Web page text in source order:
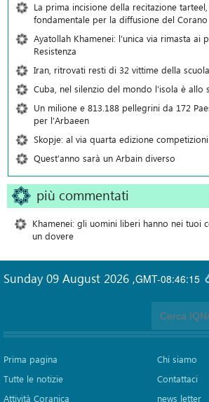
La prima incisione della recitazione
fondamentale per la diffusione del Corano
Ayatollah Khamenei: l’unica via rimasta ai
Resistenza
Iran, ritrovati resti di 32 vittime della
Cuba, nel silenzio del mondo l’isola è allo
Un milione e 813.188 pellegrini da 172
per l’Arbaeen
Skopje: al via quarta edizione
Quest’anno sarà un Arbain diverso
più commentati
Khamenei: gli uomini liberi hanno nei tuoi
un dovere
GMT-08:46:15
Sunday 09 August 2026 ,
Prima pagina
Tutte le notizie
Attività Coranica
Chi siamo
Contattaci
news letter